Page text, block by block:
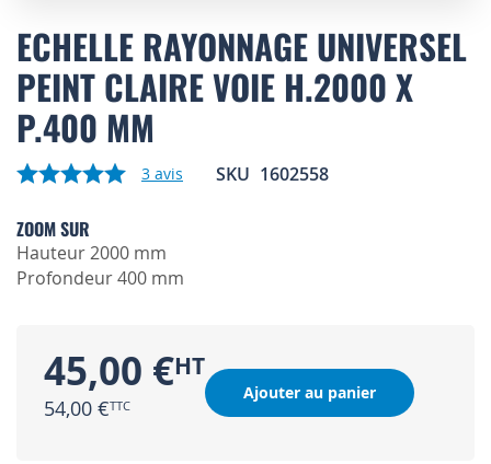
to
the
beginning
of
the
images
gallery
ECHELLE RAYONNAGE UNIVERSEL
PEINT CLAIRE VOIE H.2000 X
P.400 MM
3 avis SKU 1602558
ZOOM SUR
Hauteur 2000 mm
Profondeur 400 mm
45,00 €
54,00 €
Ajouter au panier